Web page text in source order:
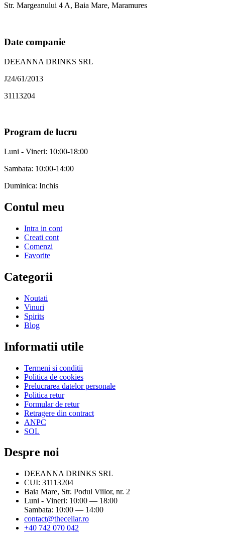
Str. Margeanului 4 A, Baia Mare, Maramures
Date companie
DEEANNA DRINKS SRL
J24/61/2013
31113204
Program de lucru
Luni - Vineri: 10:00-18:00
Sambata: 10:00-14:00
Duminica: Inchis
Contul meu
Intra in cont
Creati cont
Comenzi
Favorite
Categorii
Noutati
Vinuri
Spirits
Blog
Informatii utile
Termeni si conditii
Politica de cookies
Prelucrarea datelor personale
Politica retur
Formular de retur
Retragere din contract
ANPC
SOL
Despre noi
DEEANNA DRINKS SRL
CUI: 31113204
Baia Mare, Str. Podul Viilor, nr. 2
Luni - Vineri: 10:00 — 18:00
Sambata: 10:00 — 14:00
contact@thecellar.ro
+40 742 070 042